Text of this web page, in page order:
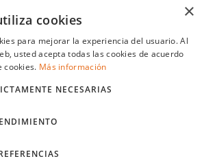
Impulsado por
Términos y condiciones
Aviso legal
×
cookies
para mejorar la experiencia del usuario. Al
usted acepta todas las cookies de acuerdo
cookies. Más información
NECESARIAS